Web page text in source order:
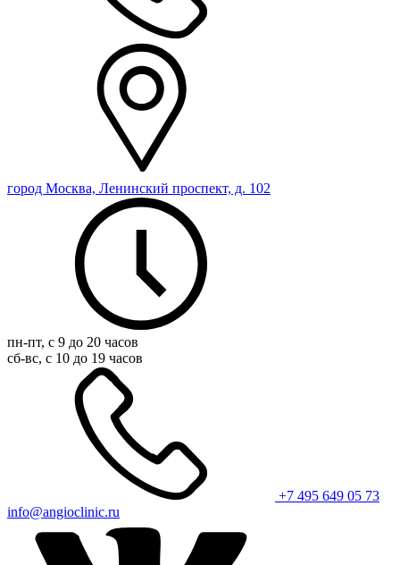
город Москва, Ленинский проспект, д. 102
пн-пт, с 9 до 20 часов
сб-вс, с 10 до 19 часов
+7 495 649 05 73
info@angioclinic.ru